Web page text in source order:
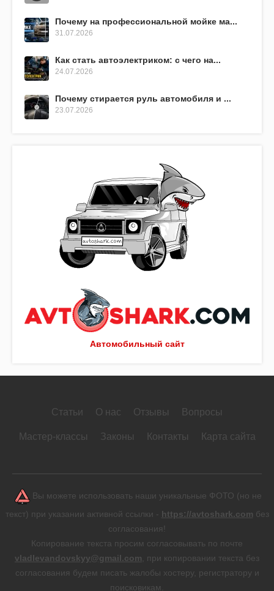
Автомобильный сайт
Почему на профессиональной мойке ма...
31.07.2026
Как стать автоэлектриком: с чего на...
24.07.2026
Почему стирается руль автомобиля и ...
23.07.2026
Статьи О нас Отзывы Вопросы
Мастер-классы Законы Контакты Карта сайта
Вы можете использовать наши уникальные ФОТО (но не
текст) при указании активной ссылки - https://avtoshark.com без
согласования!
Копирование текста просим согласовывать по почте
vladlevandovskyy@gmail.com , при копировании текста без
согласования будем писать жалобы хостеру, регистратору и
поисковикам.